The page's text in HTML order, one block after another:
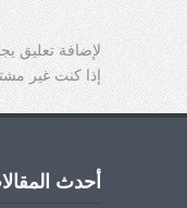
لإضافة تعليق
إذا كنت غير
أحدث